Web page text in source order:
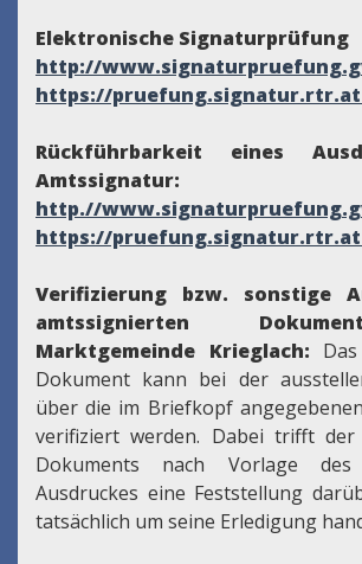
Elektronische Signaturprüfung
http://
https://pruefung.signatur.rtr.at
Rückführbarkeit eines
Amtssignatur:
http.//
https://pruefung.signatur.rtr.at
Verifizierung bzw. sonstige
amtssignierten
Marktgemeinde Krieglach:
Dokument kann bei der
über die im Briefkopf
verifiziert werden. Dabei trifft der
Dokuments nach Vorlage des
Ausdruckes eine Feststellung
tatsächlich um seine Erledigung